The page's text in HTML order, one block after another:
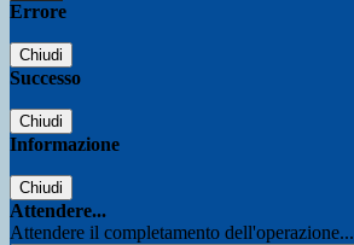
Errore
Chiudi
Successo
Chiudi
Informazione
Chiudi
Attendere...
Attendere il completamento dell'operazione...